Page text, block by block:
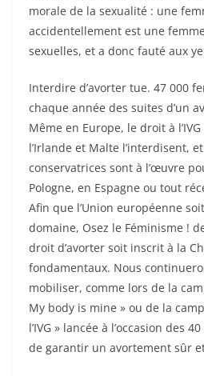
morale de la sexualité : une
accidentellement est une
sexuelles, et a donc fauté aux
Interdire d’avorter tue. 47 000
chaque année des suites d’un
Même en Europe, le droit à
l’Irlande et Malte l’interdisent,
conservatrices sont à l’œuvre
Pologne, en Espagne ou tout
Afin que l’Union européenne
domaine, Osez le Féminisme !
droit d’avorter soit inscrit à la
fondamentaux. Nous
mobiliser, comme lors de la
My body is mine » ou de la
l’IVG » lancée à l’occasion des
de garantir un avortement sûr